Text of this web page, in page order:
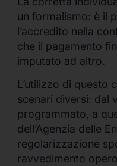
un formalismo: è il
l’accredito nella
che il pagamento
imputato ad altro.
L’utilizzo di questo
scenari diversi: dal
programmato, a
dell’Agenzia delle
regolarizzazione
ravvedimento